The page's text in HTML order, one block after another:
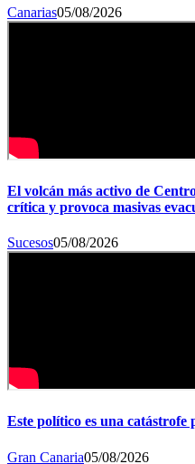
Canarias05/08/2026
El volcán más activo de
crítica y provoca masivas
Sucesos05/08/2026
Este político es una
Gran Canaria05/08/2026